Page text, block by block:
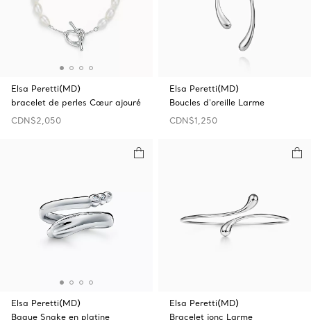
Elsa Peretti(MD)
bracelet de perles Cœur ajouré
CDN$2,050
Elsa Peretti(MD)
Boucles d'oreille Larme
CDN$1,250
Elsa Peretti(MD)
Bague Snake en platine
Elsa Peretti(MD)
Bracelet jonc Larme